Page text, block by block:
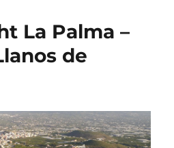
La Palma –
de